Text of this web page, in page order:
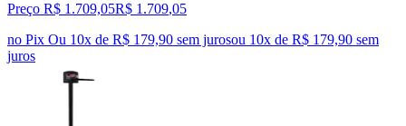
Preço R$ 1.709,05R$ 1.709,05
no Pix Ou 10x de R$ 179,90 sem jurosou 10x de R$ 179,90 sem
juros